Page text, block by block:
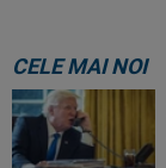
CELE MAI NOI